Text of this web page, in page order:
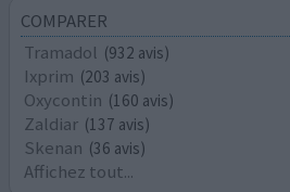
COMPARER
Tramadol (932 avis)
Ixprim (203 avis)
Oxycontin (160 avis)
Zaldiar (137 avis)
Skenan (36 avis)
Affichez tout...